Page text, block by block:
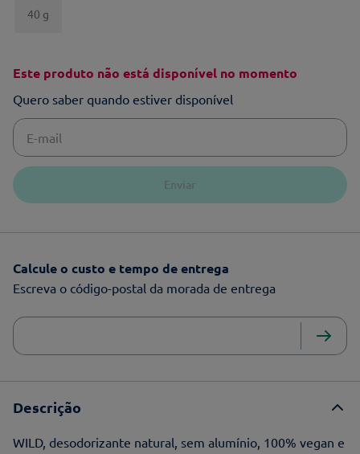
40 g
Este produto não está disponível no momento
Quero saber quando estiver disponível
Enviar
Calcule o custo e tempo de entrega
Escreva o código-postal da morada de entrega
Descrição
WILD, desodorizante natural, sem alumínio, 100% vegan e